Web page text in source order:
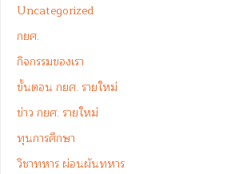
Uncategorized
กยศ.
กิจกรรมของเรา
ขั้นตอน กยศ. รายใหม่
ข่าว กยศ. รายใหม่
ทุนการศึกษา
วิชาทหาร ผ่อนผันทหาร